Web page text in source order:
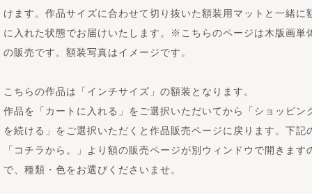
けます。作品サイズに合わせて切り抜いた額装用マットと一緒に
に入れた状態でお届けいたします。※こちらのページは木版画単
の販売です。額装写真はイメージです。
こちらの作品は「インチサイズ」の額装となります。
作品を「カートに入れる」をご選択いただいてから「ショッピン
を続ける」をご選択いただくと作品販売ページに戻ります。下記
「コチラから。」より額の販売ページが別ウィンドウで開きます
で、種類・色をお選びくださいませ。